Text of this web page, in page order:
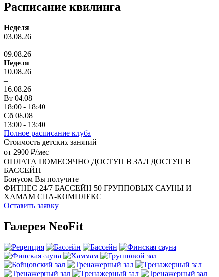
Расписание квилинга
Неделя
03.08.26
–
09.08.26
Неделя
10.08.26
–
16.08.26
Вт 04.08
18:00 - 18:40
Сб 08.08
13:00 - 13:40
Полное расписание клуба
Стоимость детских занятий
от 2900 ₽/мес
ОПЛАТА ПОМЕСЯЧНО ДОСТУП В ЗАЛ ДОСТУП В
БАССЕЙН
Бонусом Вы получите
ФИТНЕС 24/7 БАССЕЙН 50 ГРУППОВЫХ САУНЫ И
ХАМАМ СПА-КОМПЛЕКС
Оставить заявку
Галерея NeoFit